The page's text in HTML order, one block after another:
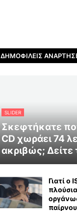
ΔΗΜΟΦΙΛΕΊΣ
SLIDER
Σκεφτήκατε
CD χωράει 74
ακριβώς; Δείτε
Γιατί ο